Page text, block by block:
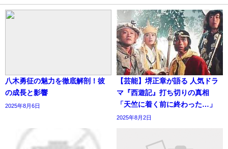
八木勇征の魅力を徹底解剖！彼
の成長と影響
2025年8月6日
【芸能】堺正章が語る 人気ドラ
マ『西遊記』打ち切りの真相
「天竺に着く前に終わった…」
2025年8月2日